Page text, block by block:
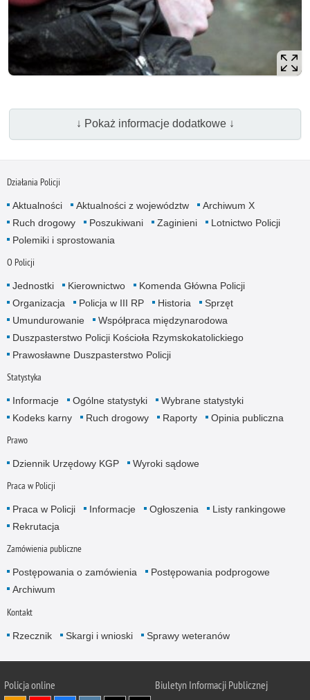
↓ Pokaż informacje dodatkowe ↓
Działania Policji
Aktualności Aktualności z województw
Archiwum X
Ruch drogowy
Poszukiwani Zaginieni
Lotnictwo Policji
Polemiki i sprostowania
O Policji
Jednostki Kierownictwo
Komenda Główna Policji
Organizacja
Policja w III RP Historia
Sprzęt
Umundurowanie
Współpraca międzynarodowa
Duszpasterstwo Policji Kościoła Rzymskokatolickiego
Prawosławne Duszpasterstwo Policji
Statystyka
Informacje Ogólne statystyki
Wybrane statystyki
Kodeks karny
Ruch drogowy Raporty Opinia publiczna
Prawo
Dziennik Urzędowy KGP Wyroki sądowe
Praca w Policji
Praca w Policji Informacje Ogłoszenia
Listy rankingowe
Rekrutacja
Zamówienia publiczne
Postępowania o zamówienia
Postępowania podprogowe
Archiwum
Kontakt
Rzecznik Skargi i wnioski Sprawy weteranów
Policjaonline Biuletyn Informacji Publicznej